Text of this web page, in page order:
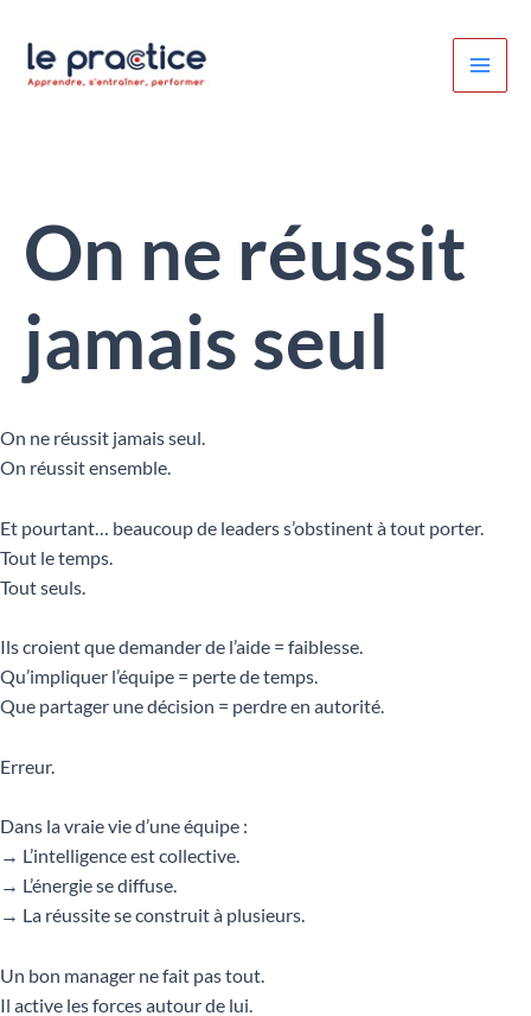
contenu
On ne réussit
jamais seul
On ne réussit jamais seul.
On réussit ensemble.
Et pourtant… beaucoup de leaders s’obstinent à tout porter.
Tout le temps.
Tout seuls.
Ils croient que demander de l’aide = faiblesse.
Qu’impliquer l’équipe = perte de temps.
Que partager une décision = perdre en autorité.
Erreur.
Dans la vraie vie d’une équipe :
→ L’intelligence est collective.
→ L’énergie se diffuse.
→ La réussite se construit à plusieurs.
Un bon manager ne fait pas tout.
Il active les forces autour de lui.